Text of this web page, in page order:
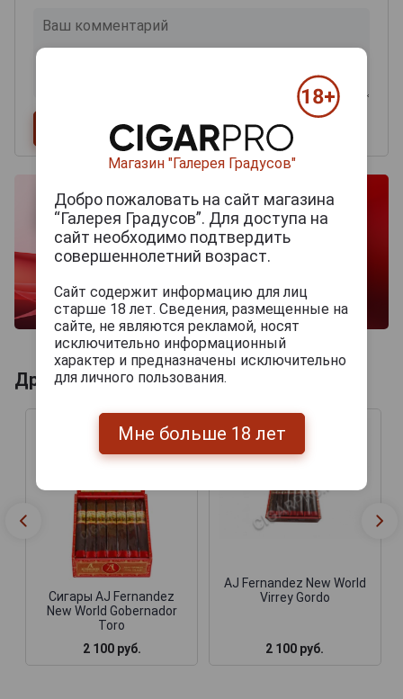
Другие продукты бренда AJ FERNANDEZ
Сигары AJ Fernandez
New World Gobernador
Toro
2 100 руб.
AJ Fernandez New World
Virrey Gordo
2 100 руб.
Магазин "Галерея Градусов"
Добро пожаловать на сайт магазина
“Галерея Градусов”. Для доступа на
сайт необходимо подтвердить
совершеннолетний возраст.
Сайт содержит информацию для лиц
старше 18 лет. Сведения, размещенные на
сайте, не являются рекламой, носят
исключительно информационный
характер и предназначены исключительно
для личного пользования.
Мне больше 18 лет